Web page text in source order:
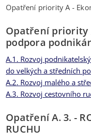
Opatření priority A -
Opatření priority
podpora
A.1. Rozvoj
do velkých a středních
A.2. Rozvoj malého a
A.3. Rozvoj cestovního
Opatření A. 3. -
RUCHU